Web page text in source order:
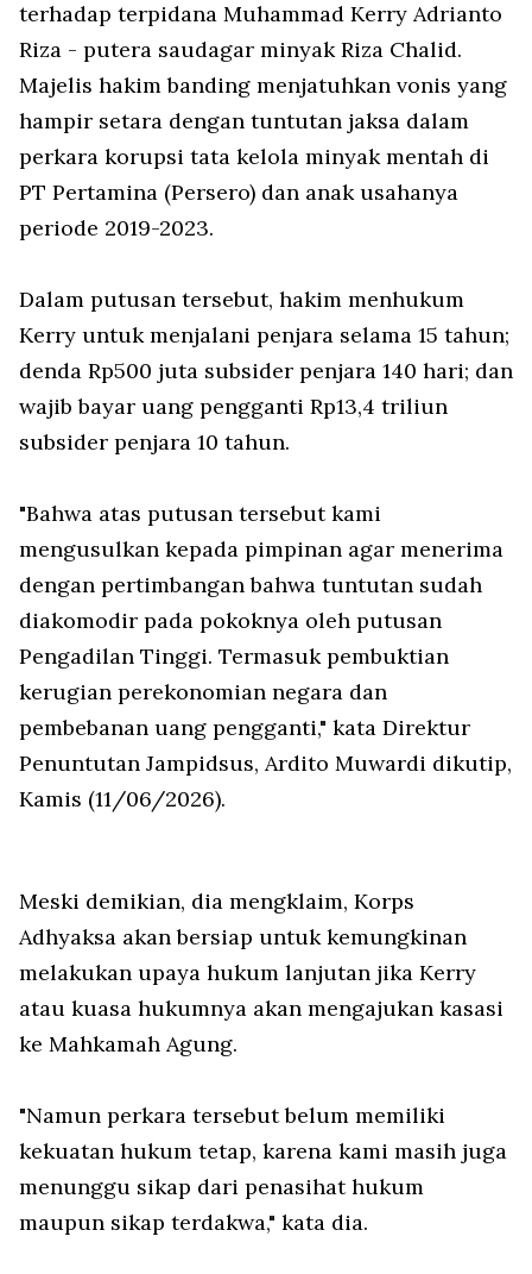
terhadap terpidana Muhammad Kerry Adrianto
Riza - putera saudagar minyak Riza Chalid.
Majelis hakim banding menjatuhkan vonis yang
hampir setara dengan tuntutan jaksa dalam
perkara korupsi tata kelola minyak mentah di
PT Pertamina (Persero) dan anak usahanya
periode 2019-2023.
Dalam putusan tersebut, hakim menhukum
Kerry untuk menjalani penjara selama 15 tahun;
denda Rp500 juta subsider penjara 140 hari; dan
wajib bayar uang pengganti Rp13,4 triliun
subsider penjara 10 tahun.
"Bahwa atas putusan tersebut kami
mengusulkan kepada pimpinan agar menerima
dengan pertimbangan bahwa tuntutan sudah
diakomodir pada pokoknya oleh putusan
Pengadilan Tinggi. Termasuk pembuktian
kerugian perekonomian negara dan
pembebanan uang pengganti," kata Direktur
Penuntutan Jampidsus, Ardito Muwardi dikutip,
Kamis (11/06/2026).
Meski demikian, dia mengklaim, Korps
Adhyaksa akan bersiap untuk kemungkinan
melakukan upaya hukum lanjutan jika Kerry
atau kuasa hukumnya akan mengajukan kasasi
ke Mahkamah Agung.
"Namun perkara tersebut belum memiliki
kekuatan hukum tetap, karena kami masih juga
menunggu sikap dari penasihat hukum
maupun sikap terdakwa," kata dia.